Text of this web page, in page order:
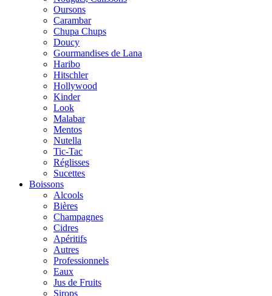
Oursons
Carambar
Chupa Chups
Doucy
Gourmandises de Lana
Haribo
Hitschler
Hollywood
Kinder
Look
Malabar
Mentos
Nutella
Tic-Tac
Réglisses
Sucettes
Boissons
Alcools
Bières
Champagnes
Cidres
Apéritifs
Autres
Professionnels
Eaux
Jus de Fruits
Sirops